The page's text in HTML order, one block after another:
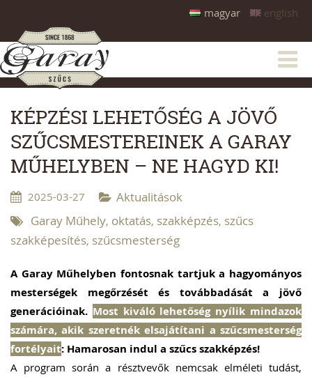
magyar english
KÉPZÉSI LEHETŐSÉG A JÖVŐ
SZŰCSMESTEREINEK A GARAY
MŰHELYBEN – NE HAGYD KI!
2025-03-27
Aktualitások
Garay Műhely, oktatás, szakképzés, szűcs
szakképesítés, szűcsmesterség
A Garay Műhelyben fontosnak tartjuk a hagyományos
mesterségek megőrzését és továbbadását a jövő
generációinak. Most kiváló lehetőség nyílik mindazok
számára, akik szeretnék elsajátítani a szűcsmesterség
fortélyait: Hamarosan indul a szűcs szakképzés!
A program során a résztvevők nemcsak elméleti tudást,